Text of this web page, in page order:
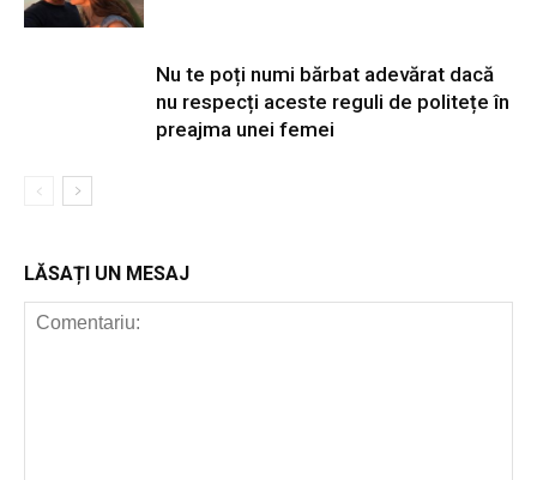
Nu te poți numi bărbat adevărat dacă
nu respecți aceste reguli de politețe în
preajma unei femei
LĂSAȚI UN MESAJ